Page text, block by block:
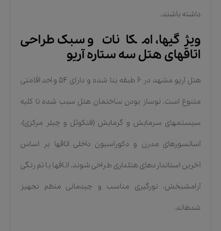
داشته باشند.
ویژگیها، امکانات و سبک طراحی
اتاقهای هتل سه ستاره آریو
هتل آریو مشهد در ۶ طبقه بنا شده و دارای ۵۴ واحد اقامتی
متنوع است. نوساز بودن ساختمان هتل سبب شده تا کلیه
سیستمهای سرمایش و گرمایش (فنکوئل و چیلر مرکزی)،
آسانسورهای مدرن و دکوراسیون داخلی اتاقها بر اساس
آخرین استانداردهای هتلداری طراحی شوند. اتاقها با تم رنگی
آرامشبخش، نورگیری مناسب و چیدمانی منظم تجهیز
شدهاند.